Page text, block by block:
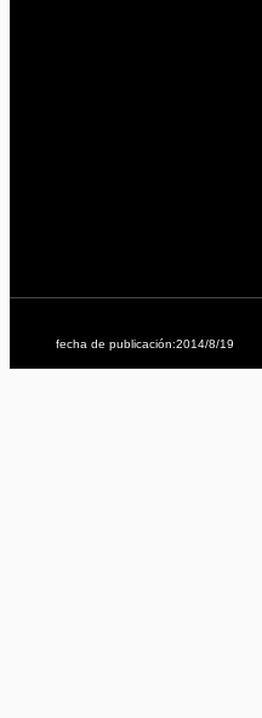
fecha de publicación:2014/8/19